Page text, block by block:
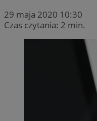
29 maja 2020 10:30
Czas czytania: 2 min.